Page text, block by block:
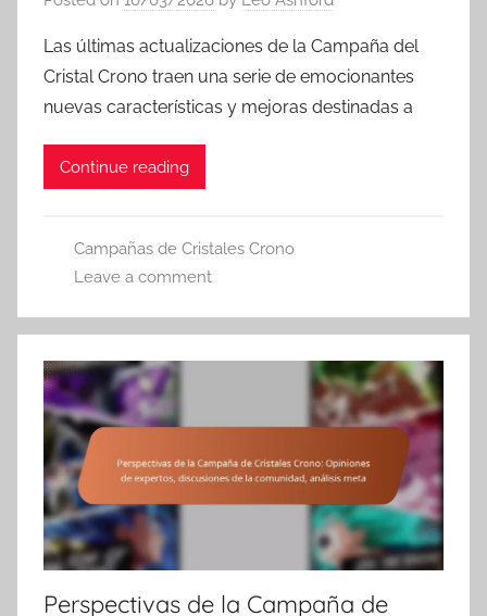
Las últimas actualizaciones de la Campaña del
Cristal Crono traen una serie de emocionantes
nuevas características y mejoras destinadas a
Continue reading
Campañas de Cristales Crono
Leave a comment
Perspectivas de la Campaña de